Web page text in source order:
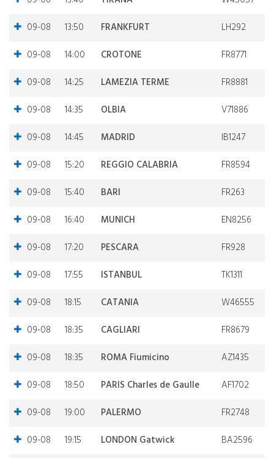
09-08
13:50 FRANKFURT
LH292
09-08
14:00 CROTONE
FR8771
09-08
14:25 LAMEZIA TERME
FR8881
09-08
14:35 OLBIA
V71886
09-08
14:45 MADRID
IB1247
09-08
15:20 REGGIO CALABRIA
FR8594
09-08
15:40 BARI
FR263
09-08
16:40 MUNICH
EN8256
09-08
17:20 PESCARA
FR928
09-08
17:55 ISTANBUL
TK1311
09-08
18:15 CATANIA
W46555
09-08
18:35 CAGLIARI
FR8679
09-08
18:35 ROMA Fiumicino
AZ1435
09-08
18:50 PARIS Charles de Gaulle
AF1702
09-08
19:00 PALERMO
FR2748
09-08
19:15 LONDON Gatwick
BA2596